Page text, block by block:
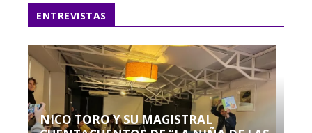
ENTREVISTAS
NICO TORO Y SU MAGISTRAL